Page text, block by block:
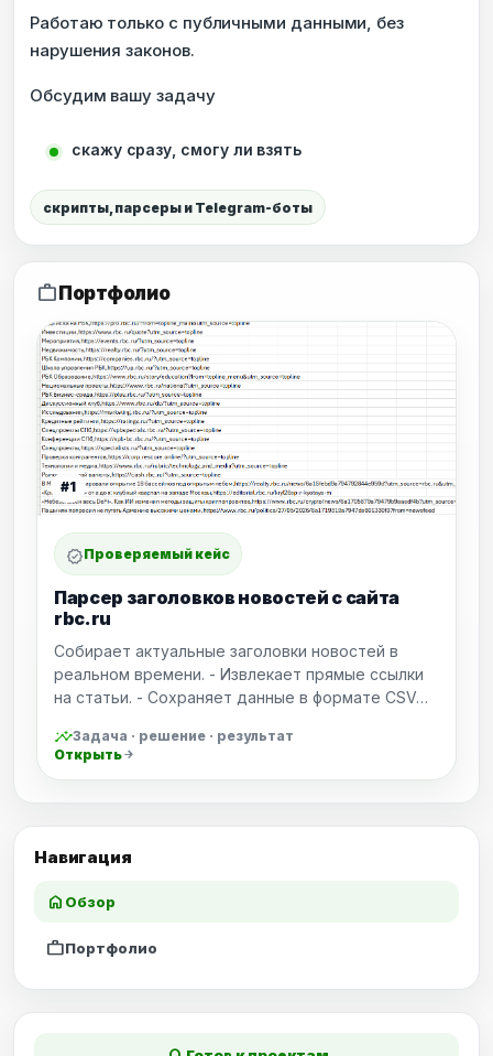
Навигация
home Обзор
workПортфолио
Работаю только с публичными данными, без
нарушения законов.
Обсудим вашу задачу
скажу сразу, смогу ли взять
скрипты, парсеры и Telegram-боты
work Портфолио
#1
verifiedПроверяемый кейс
Парсер заголовков новостей с сайта
rbc.ru
Собирает актуальные заголовки новостей в
реальном времени. - Извлекает прямые ссылки
на статьи. - Сохраняет данные в формате CSV…
insightsЗадача · решение · результат
Открытьarrow_forward